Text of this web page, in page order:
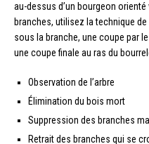
au-dessus d’un bourgeon
branches, utilisez la technique
sous la branche, une coupe par
une coupe finale au ras du
Observation de l’arbre
Élimination du bois mort
Suppression des branches
Retrait des branches qui se